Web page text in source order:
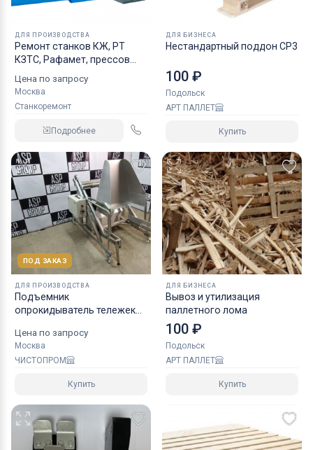
ДЛЯ ПРОИЗВОДСТВА
Ремонт станков КЖ, РТ
КЗТС, Рафамет, прессов
Цена по запросу
Москва
Станкоремонт
Подробнее
ДЛЯ БИЗНЕСА
Нестандартный поддон CP3
100 ₽
Подольск
АРТ ПАЛЛЕТ
Купить
ПОД ЗАКАЗ
ДЛЯ ПРОИЗВОДСТВА
Подъемник
опрокидыватель тележек
Цена по запросу
Москва
ЧИСТОПРОМ
Купить
ДЛЯ БИЗНЕСА
Вывоз и утилизация
паллетного лома
100 ₽
Подольск
АРТ ПАЛЛЕТ
Купить